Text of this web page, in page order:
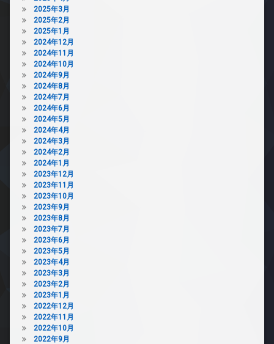
2025年3月
2025年2月
2025年1月
2024年12月
2024年11月
2024年10月
2024年9月
2024年8月
2024年7月
2024年6月
2024年5月
2024年4月
2024年3月
2024年2月
2024年1月
2023年12月
2023年11月
2023年10月
2023年9月
2023年8月
2023年7月
2023年6月
2023年5月
2023年4月
2023年3月
2023年2月
2023年1月
2022年12月
2022年11月
2022年10月
2022年9月